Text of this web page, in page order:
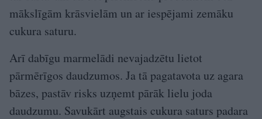
mākslīgām krāsvielām un ar iespējami zemāku
cukura saturu.
Arī dabīgu marmelādi nevajadzētu lietot
pārmērīgos daudzumos. Ja tā pagatavota uz agara
bāzes, pastāv risks uzņemt pārāk lielu joda
daudzumu. Savukārt augstais cukura saturs padara